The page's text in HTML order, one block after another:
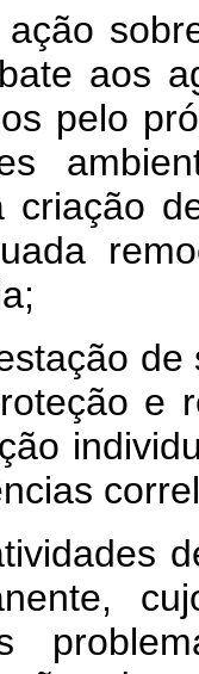
sobre o
aos
pelo
criação
de
e
de